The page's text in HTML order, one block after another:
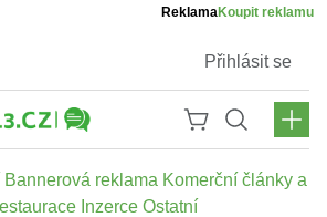
ReklamaKoupit reklamu
Přihlásit se
Bannerová reklama Komerční články a
Inzerce Ostatní